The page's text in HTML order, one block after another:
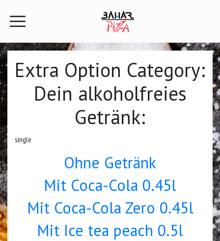
Extra Option Category:
Dein alkoholfreies
Getränk:
single
Ohne Getränk
Mit Coca-Cola 0.45l
Mit Coca-Cola Zero 0.45l
Mit Ice tea peach 0.5l